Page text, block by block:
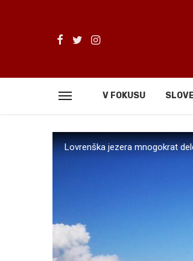
V FOKUSU
Lovrenška jezera mnogokrat